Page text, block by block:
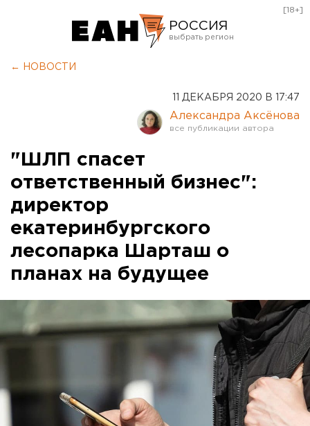
РОССИЯ
Оренбург
[18+]
← НОВОСТИ
11 ДЕКАБРЯ 2020 В 17:47
Александра Аксёнова
"ШЛП спасет
ответственный бизнес":
директор
екатеринбургского
лесопарка Шарташ о
планах на будущее